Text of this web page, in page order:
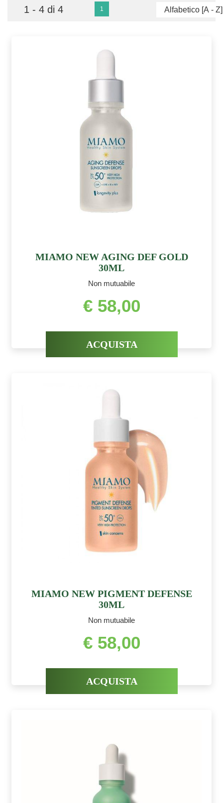
1 - 4 di 4 1
MIAMO NEW AGING DEF GOLD
30ML
Non mutuabile
€ 58,00
ACQUISTA
MIAMO NEW PIGMENT DEFENSE
30ML
Non mutuabile
€ 58,00
ACQUISTA